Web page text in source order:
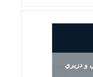
و دزيري